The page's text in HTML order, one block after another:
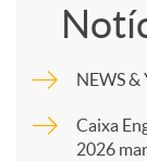
p
NEWS &
Caixa
2026